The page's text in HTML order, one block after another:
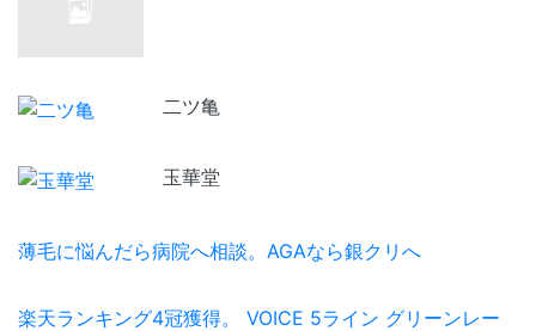
二ツ亀
玉華堂
薄毛に悩んだら病院へ相談。AGAなら銀クリへ
楽天ランキング4冠獲得。 VOICE 5ライン グリーンレー